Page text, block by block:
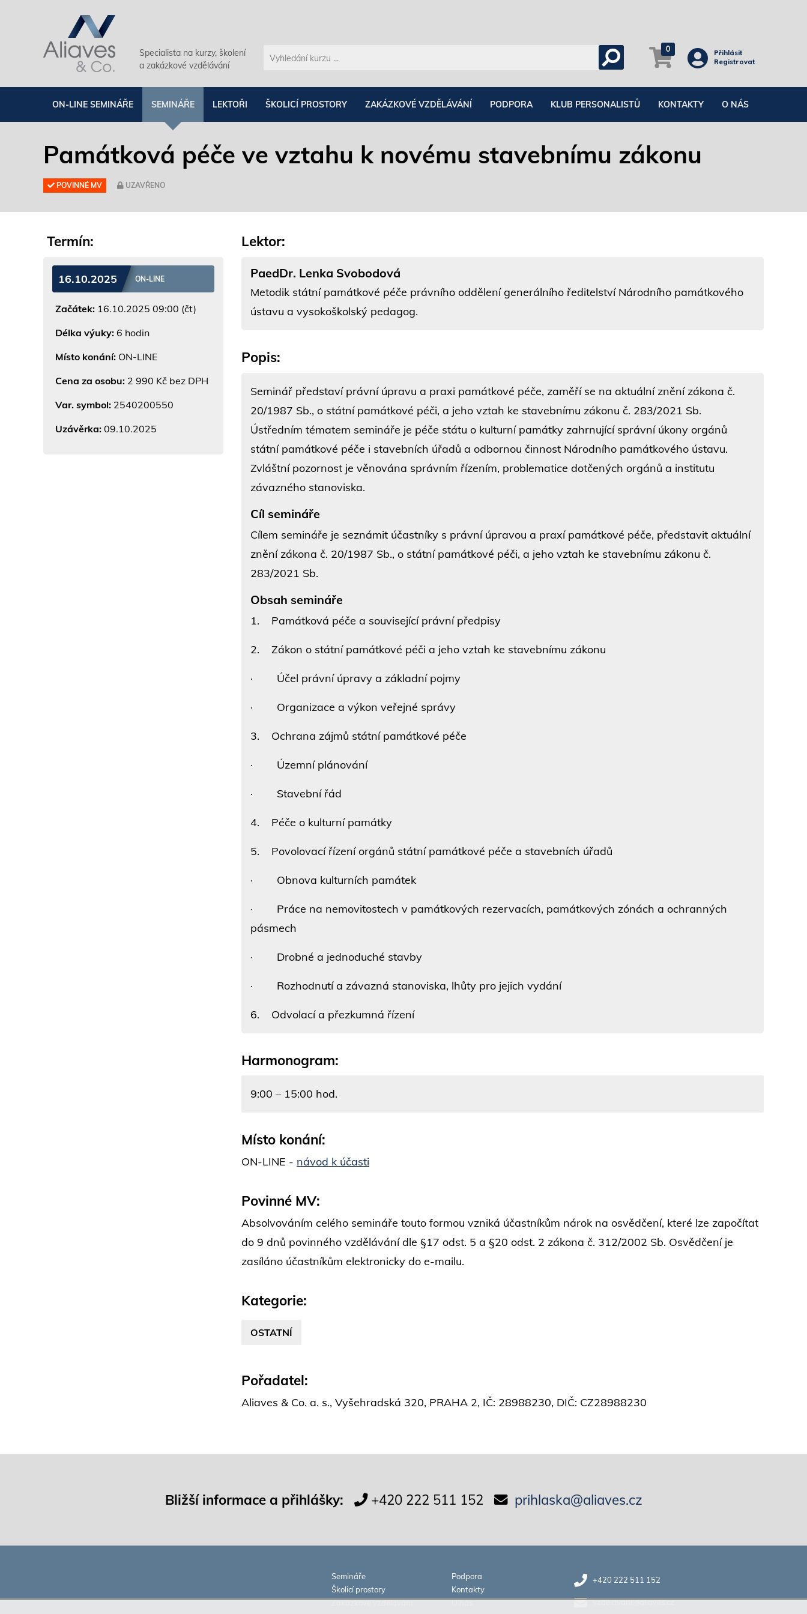
Specialista na kurzy, školení
a zakázkové vzdělávání
0
Přihlásit
Registrovat
ON-LINE SEMINÁŘE SEMINÁŘE LEKTOŘI ŠKOLICÍ PROSTORY ZAKÁZKOVÉ VZDĚLÁVÁNÍ PODPORA KLUB PERSONALISTŮ KONTAKTY O NÁS
Památková péče ve vztahu k novému stavebnímu zákonu
POVINNÉ MV UZAVŘENO
Lektor:
PaedDr. Lenka Svobodová
Metodik státní památkové péče právního oddělení generálního ředitelství Národního památkového
ústavu a vysokoškolský pedagog.
Popis:
Seminář představí právní úpravu a praxi památkové péče, zaměří se na aktuální znění zákona č.
20/1987 Sb., o státní památkové péči, a jeho vztah ke stavebnímu zákonu č. 283/2021 Sb.
Ústředním tématem semináře je péče státu o kulturní památky zahrnující správní úkony orgánů
státní památkové péče i stavebních úřadů a odbornou činnost Národního památkového ústavu.
Zvláštní pozornost je věnována správním řízením, problematice dotčených orgánů a institutu
závazného stanoviska.
Cíl semináře
Cílem semináře je seznámit účastníky s právní úpravou a praxí památkové péče, představit aktuální
znění zákona č. 20/1987 Sb., o státní památkové péči, a jeho vztah ke stavebnímu zákonu č.
283/2021 Sb.
Obsah semináře
1. Památková péče a související právní předpisy
2. Zákon o státní památkové péči a jeho vztah ke stavebnímu zákonu
· Účel právní úpravy a základní pojmy
· Organizace a výkon veřejné správy
3. Ochrana zájmů státní památkové péče
· Územní plánování
· Stavební řád
4. Péče o kulturní památky
5. Povolovací řízení orgánů státní památkové péče a stavebních úřadů
· Obnova kulturních památek
· Práce na nemovitostech v památkových rezervacích, památkových zónách a ochranných
pásmech
· Drobné a jednoduché stavby
· Rozhodnutí a závazná stanoviska, lhůty pro jejich vydání
6. Odvolací a přezkumná řízení
Harmonogram:
9:00 – 15:00 hod.
Místo konání:
ON-LINE - návod k účasti
Povinné MV:
Absolvováním celého semináře touto formou vzniká účastníkům nárok na osvědčení, které lze započítat
do 9 dnů povinného vzdělávání dle §17 odst. 5 a §20 odst. 2 zákona č. 312/2002 Sb. Osvědčení je
zasíláno účastníkům elektronicky do e-mailu.
Kategorie:
OSTATNÍ
Pořadatel:
Aliaves & Co. a. s., Vyšehradská 320, PRAHA 2, IČ: 28988230, DIČ: CZ28988230
Termín:
16.10.2025 ON-LINE
Začátek: 16.10.2025 09:00 (čt)
Délka výuky: 6 hodin
Místo konání: ON-LINE
Cena za osobu: 2 990 Kč bez DPH
Var. symbol: 2540200550
Uzávěrka: 09.10.2025
Bližší informace a přihlášky: +420 222 511 152 prihlaska@aliaves.cz
Semináře
Podpora
Školicí prostory
Kontakty
Zakázkové vzdělávání
O nás
+420 222 511 152
vzdelavani@aliaves.cz